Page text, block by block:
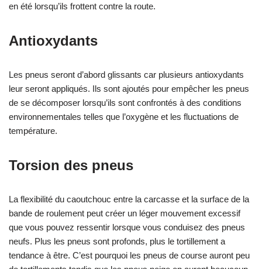
en été lorsqu’ils frottent contre la route.
Antioxydants
Les pneus seront d’abord glissants car plusieurs antioxydants
leur seront appliqués. Ils sont ajoutés pour empêcher les pneus
de se décomposer lorsqu’ils sont confrontés à des conditions
environnementales telles que l’oxygène et les fluctuations de
température.
Torsion des pneus
La flexibilité du caoutchouc entre la carcasse et la surface de la
bande de roulement peut créer un léger mouvement excessif
que vous pouvez ressentir lorsque vous conduisez des pneus
neufs. Plus les pneus sont profonds, plus le tortillement a
tendance à être. C’est pourquoi les pneus de course auront peu